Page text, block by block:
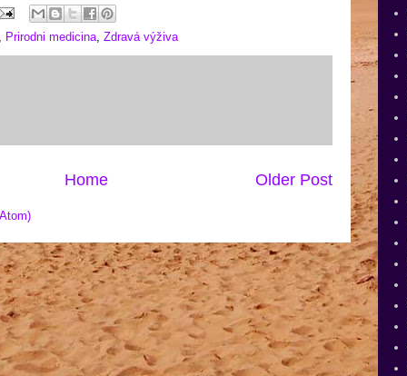
, Prirodni medicina, Zdravá výživa
Older Post
Home